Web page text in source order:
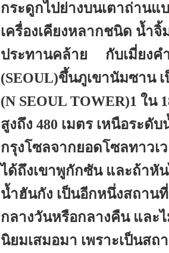
กระดูกไปย่างบนเตาถ่าน
เครื่องเคียงหลากชนิด น้ำ
ประทานคล้าย กับเมี่ยงค
(SEOUL)ขึ้นภูเขานัมซาน
(N SEOUL TOWER)1 ใ
สูงถึง 480 เมตร เหนือระ
กรุงโซลจากยอดโซลทาวเ
ได้ถึงเขาพูกักซัน และถ้าหั
น้ำฮันกัง เป็นอีกหนึ่งสถาน
กลางวันหรือกลางคืน และ
นิยมเสมอมา เพราะเป็นส